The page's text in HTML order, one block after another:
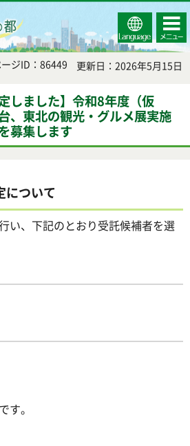
Select
Language
コンテ
ンツメ
ニュー
ジID：86449 更新日：2026年5月15日
しました】令和8年度（仮
、東北の観光・グルメ展実施
募集します
について
い、下記のとおり受託候補者を選
す。